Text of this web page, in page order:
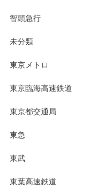
智頭急行
未分類
東京メトロ
東京臨海高速鉄道
東京都交通局
東急
東武
東葉高速鉄道